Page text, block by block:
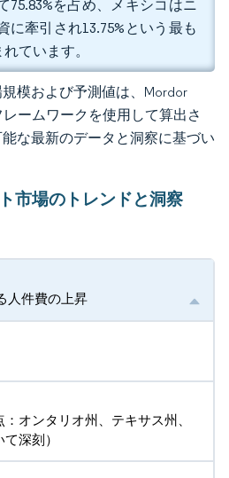
75.83%を占め、メキシコはニ
に牽引され13.75%という最も
ています。
模および予測値は、Mordor
ームワークを使用して算出さ
な最新のデータと洞察に基づい
市場のトレンドと洞察
人件費の上昇
オンタリオ州、テキサス州、
深刻）